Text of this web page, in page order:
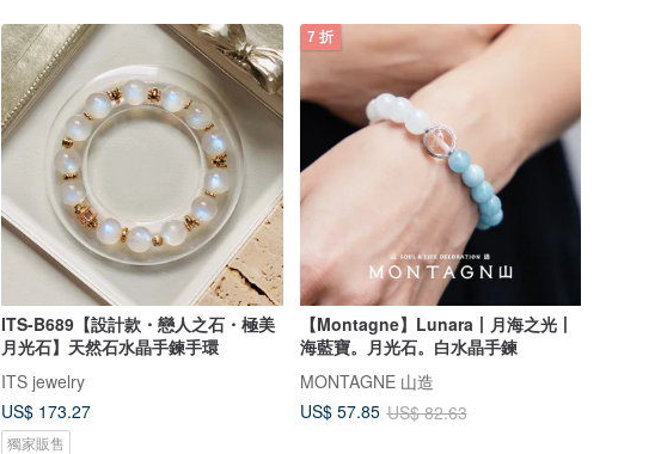
ITS-B689【設計款・戀人之石・極美
月光石】天然石水晶手鍊手環
ITS jewelry
US$ 173.27
獨家販售
7 折
【Montagne】Lunara丨月海之光丨
海藍寶。月光石。白水晶手鍊
MONTAGNE 山造
US$ 57.85 US$ 82.63